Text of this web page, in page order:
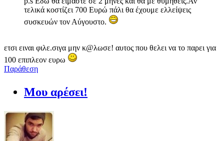
τελικά κοστίζει 700 Ευρώ πάλι θα έχουμε ελλείψεις
συσκευών τον Αύγουστο.
ετσι ειναι φιλε.σιγα μην κ@λωσε! αυτος που θελει να το παρει για
100 επιπλεον ευρω
Παράθεση
Μου αρέσει!